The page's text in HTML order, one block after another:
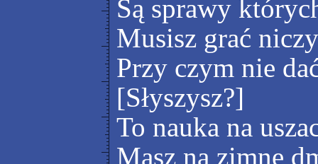
Są sprawy
Musisz grać
Przy czym nie
[Słyszysz?]
To nauka na
Masz na zimne